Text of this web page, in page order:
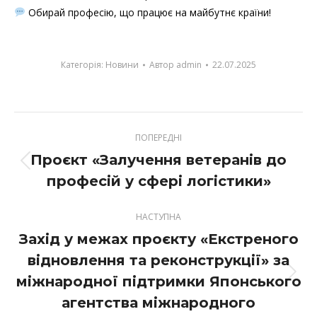
Обирай професію, що працює на майбутнє країни!
Категорія: Новини Автор admin 22.07.2025
navigation
ПОПЕРЕДНІ
Previous
post:
Проєкт «Залучення ветеранів до
професій у сфері логістики»
НАСТУПНА
Next
post:
Захід у межах проєкту «Екстреного
відновлення та реконструкції» за
міжнародної підтримки Японського
агентства міжнародного